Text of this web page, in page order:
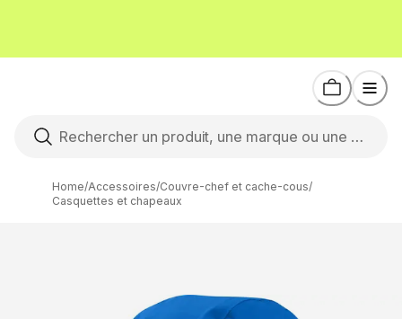
Home/Accessoires/Couvre-chef et cache-cous/
Casquettes et chapeaux